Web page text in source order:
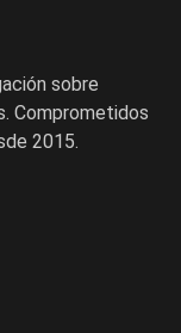
sobre
Comprometidos
2015.